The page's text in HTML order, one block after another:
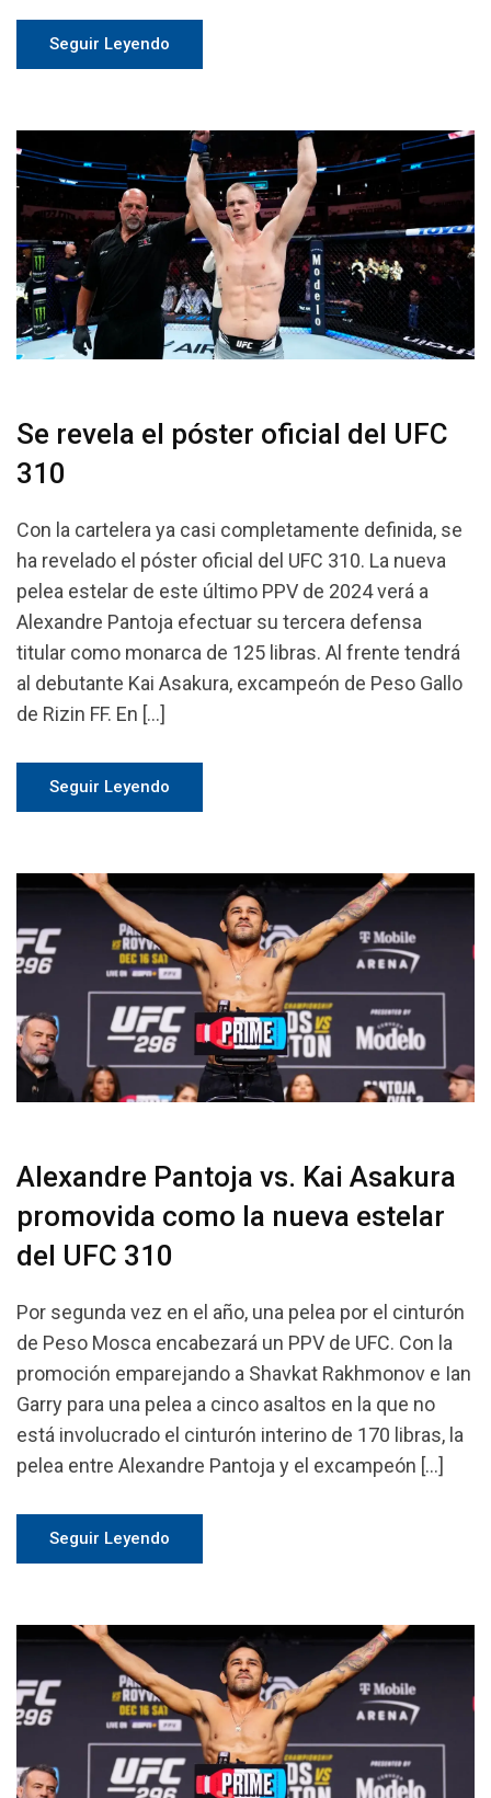
Seguir Leyendo
Se revela el póster oficial del UFC
310
Con la cartelera ya casi completamente definida, se
ha revelado el póster oficial del UFC 310. La nueva
pelea estelar de este último PPV de 2024 verá a
Alexandre Pantoja efectuar su tercera defensa
titular como monarca de 125 libras. Al frente tendrá
al debutante Kai Asakura, excampeón de Peso Gallo
de Rizin FF. En […]
Seguir Leyendo
Alexandre Pantoja vs. Kai Asakura
promovida como la nueva estelar
del UFC 310
Por segunda vez en el año, una pelea por el cinturón
de Peso Mosca encabezará un PPV de UFC. Con la
promoción emparejando a Shavkat Rakhmonov e Ian
Garry para una pelea a cinco asaltos en la que no
está involucrado el cinturón interino de 170 libras, la
pelea entre Alexandre Pantoja y el excampeón […]
Seguir Leyendo